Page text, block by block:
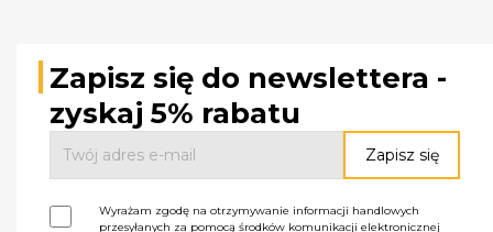
Zapisz się do newslettera -
zyskaj 5% rabatu
Wyrażam zgodę na otrzymywanie informacji handlowych
przesyłanych za pomocą środków komunikacji elektronicznej